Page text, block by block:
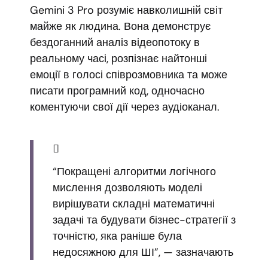
Gemini 3 Pro розуміє навколишній світ
майже як людина. Вона демонструє
бездоганний аналіз відеопотоку в
реальному часі, розпізнає найтонші
емоції в голосі співрозмовника та може
писати програмний код, одночасно
коментуючи свої дії через аудіоканал.
“Покращені алгоритми логічного
мислення дозволяють моделі
вирішувати складні математичні
задачі та будувати бізнес-стратегії з
точністю, яка раніше була
недосяжною для ШІ”, — зазначають